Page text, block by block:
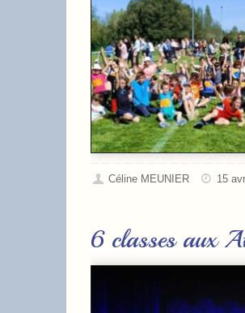
Céline MEUNIER 15
6 classes aux